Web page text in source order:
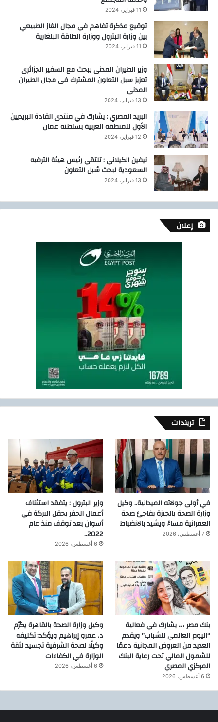
11 فبراير، 2024
توقيع مذكرة تفاهم في مجال الغاز الطبيعي
بين وزارة البترول ووزارة الطاقة البلغارية
11 فبراير، 2024
وزير الطيران المدنى يبحث مع السفير الجزائرى
تعزيز سبل التعاون المشترك فى مجال الطيران
المدنى
13 فبراير، 2024
البريد المصري : يشارك في منتدى القادة البريديين
الأول للمنطقة العربية بسلطنة عمان
12 فبراير، 2024
نيفين الكيلاني : تلتقي رئيس هيئة الترفيه
السعودية لبحث سُبل التعاون
13 فبراير، 2024
إعلان
تريندات
في أولى جولاته الميدانية.. وكيل
وزارة الصحة بالجيزة يفاجئ صحة
العمرانية مساءً ويشيد بالانضباط
7 أغسطس، 2026
وزير البترول : يتفقد استئناف
أعمال الحفر بحقل البركة في
أسوان بعد توقف منذ عام
2022..
6 أغسطس، 2026
بنك مصر ،،، يشارك في فعالية
“اليوم العالمي للشباب” ويقدم
العديد من العروض المجانية دعمًا
للشمول المالي تحت رعاية البنك
المركزي المصري
6 أغسطس، 2026
وكيل وزارة الصحة بالقاهرة يكرّم
د. عمرو إبراهيم ويؤكد: تكليفه
وكيلًا لصحة الشرقية تجسيد لثقة
الوزارة في الكفاءات
6 أغسطس، 2026